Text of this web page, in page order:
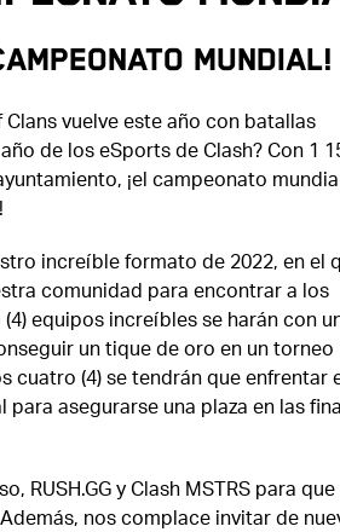
mundial!
vuelve este año con batallas
de los eSports de Clash? Con 1
¡el campeonato
increíble formato de 2022, en el
comunidad para encontrar a los
equipos increíbles se harán con
un tique de oro en un torneo
(4) se tendrán que enfrentar
asegurarse una plaza en las
RUSH.GG y Clash MSTRS para que
nos complace invitar de